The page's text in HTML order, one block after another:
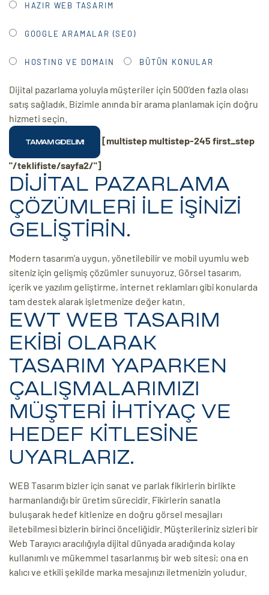
HAZIR WEB TASARIM
GOOGLE ARAMALAR (SEO)
HOSTING VE DOMAIN BÜTÜN KONULAR
Dijital pazarlama yoluyla müşteriler için 500'den fazla olası
satış sağladık. Bizimle anında bir arama planlamak için doğru
hizmeti seçin.
[multistep multistep-245 first_step
"/teklifiste/sayfa2/"]
DİJİTAL PAZARLAMA
ÇÖZÜMLERİ İLE İŞİNİZİ
GELİŞTİRİN.
Modern tasarım’a uygun, yönetilebilir ve mobil uyumlu web
siteniz için gelişmiş çözümler sunuyoruz. Görsel tasarım,
içerik ve yazılım geliştirme, internet reklamları gibi konularda
tam destek alarak işletmenize değer katın.
EWT WEB TASARIM
EKİBİ OLARAK
TASARIM YAPARKEN
ÇALIŞMALARIMIZI
MÜŞTERİ İHTİYAÇ VE
HEDEF KİTLESİNE
UYARLARIZ.
WEB Tasarım bizler için sanat ve parlak fikirlerin birlikte
harmanlandığı bir üretim sürecidir. Fikirlerin sanatla
buluşarak hedef kitlenize en doğru görsel mesajları
iletebilmesi bizlerin birinci önceliğidir. Müşterileriniz sizleri bir
Web Tarayıcı aracılığıyla dijital dünyada aradığında kolay
kullanımlı ve mükemmel tasarlanmış bir web sitesi; ona en
kalıcı ve etkili şekilde marka mesajınızı iletmenizin yoludur.